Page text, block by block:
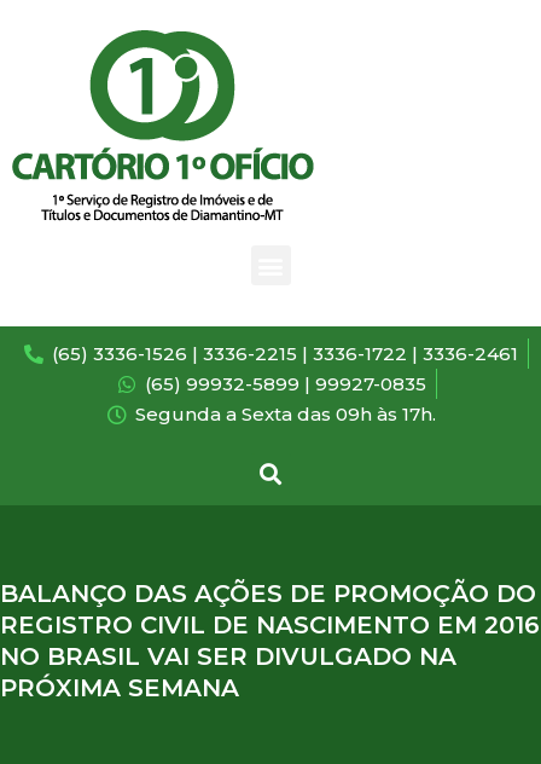
(65) 3336-1526 | 3336-2215 | 3336-1722 | 3336-2461
(65) 99932-5899 | 99927-0835
Segunda a Sexta das 09h às 17h.
BALANÇO DAS AÇÕES DE PROMOÇÃO DO
REGISTRO CIVIL DE NASCIMENTO EM 2016
NO BRASIL VAI SER DIVULGADO NA
PRÓXIMA SEMANA